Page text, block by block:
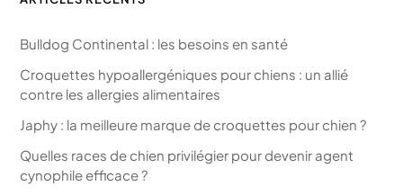
Bulldog Continental : les besoins en santé
Croquettes hypoallergéniques pour chiens : un allié
contre les allergies alimentaires
Japhy : la meilleure marque de croquettes pour chien ?
Quelles races de chien privilégier pour devenir agent
cynophile efficace ?